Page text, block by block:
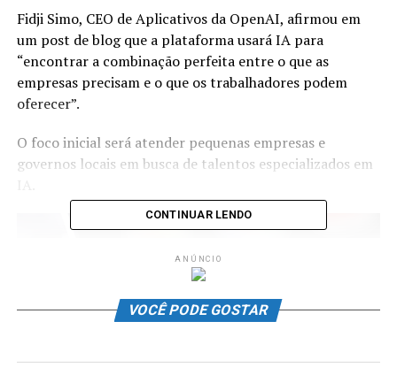
Fidji Simo, CEO de Aplicativos da OpenAI, afirmou em
um post de blog que a plataforma usará IA para
“encontrar a combinação perfeita entre o que as
empresas precisam e o que os trabalhadores podem
oferecer”.
O foco inicial será atender pequenas empresas e
governos locais em busca de talentos especializados em
CONTINUAR LENDO
ANÚNCIO
VOCÊ PODE GOSTAR